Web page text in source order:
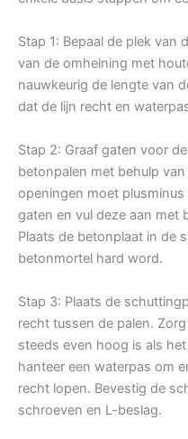
Stap 1: Bepaal de plek van
van de omheining met
nauwkeurig de lengte van
dat de lijn recht en
Stap 2: Graaf gaten voor
betonpalen met behulp
openingen moet
gaten en vul deze aan met
Plaats de betonplaat in de
betonmortel hard word.
Stap 3: Plaats de
recht tussen de palen.
steeds even hoog is als
hanteer een waterpas om
recht lopen. Bevestig de
schroeven en L-beslag.